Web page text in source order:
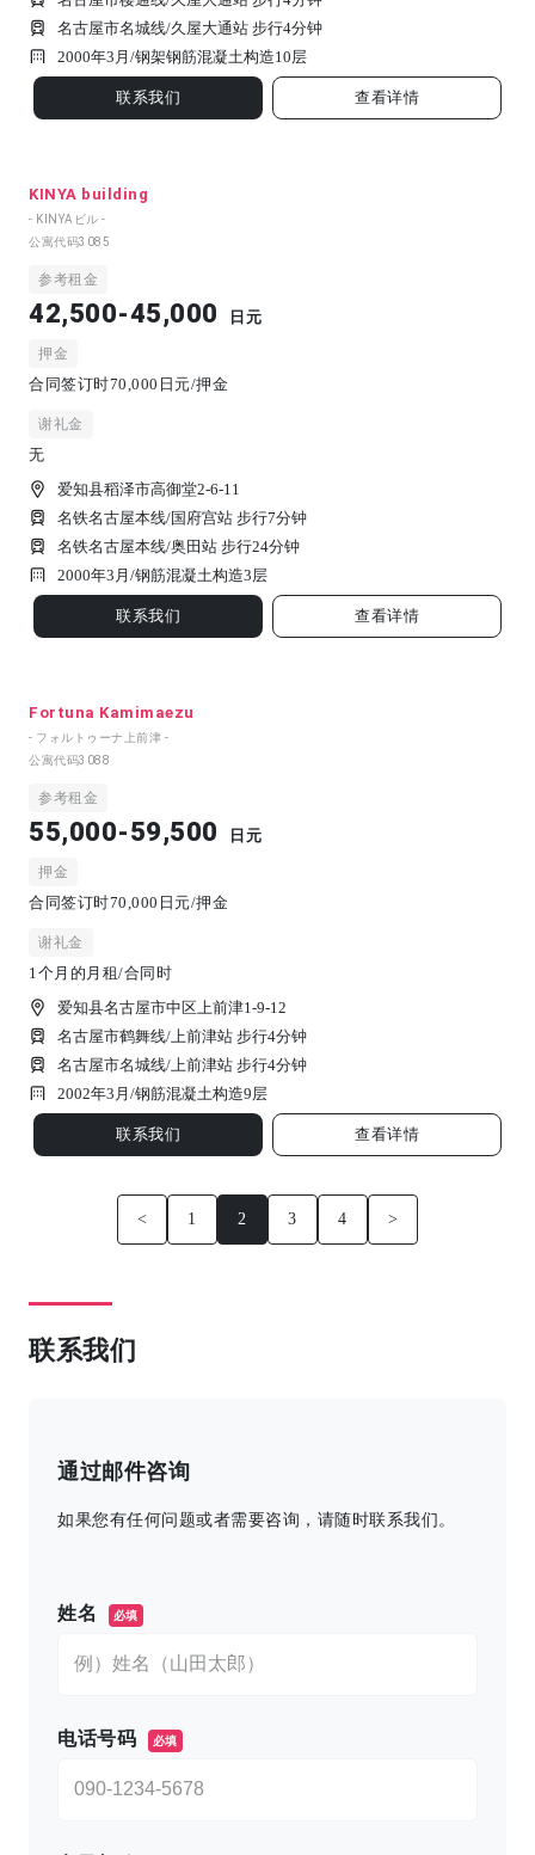
名古屋市名城线/久屋大通站 步行4分钟
2000年3月/钢架钢筋混凝土构造10 层
联系我们 查看详情
KINYA building
- KINYAビル -
公寓代码3085
参考租金
42,500-45,000 日元
押金
合同签订时70,000日元/押金
谢礼金
无
爱知县稻泽市高御堂2-6-11
名铁名古屋本线/国府宫站 步行7分钟
名铁名古屋本线/奥田站 步行24分钟
2000年3月/钢筋混凝土构造3 层
联系我们 查看详情
Fortuna Kamimaezu
- フォルトゥーナ上前津 -
公寓代码3088
参考租金
55,000-59,500 日元
押金
合同签订时70,000日元/押金
谢礼金
1个月的月租/合同时
爱知县名古屋市中区上前津1-9-12
名古屋市鹤舞线/上前津站 步行4分钟
名古屋市名城线/上前津站 步行4分钟
2002年3月/钢筋混凝土构造9 层
联系我们 查看详情
< 1 2 3 4 >
联系我们
通过邮件咨询
如果您有任何问题或者需要咨询，请随时联系我们。
姓名 必填
电话号码 必填